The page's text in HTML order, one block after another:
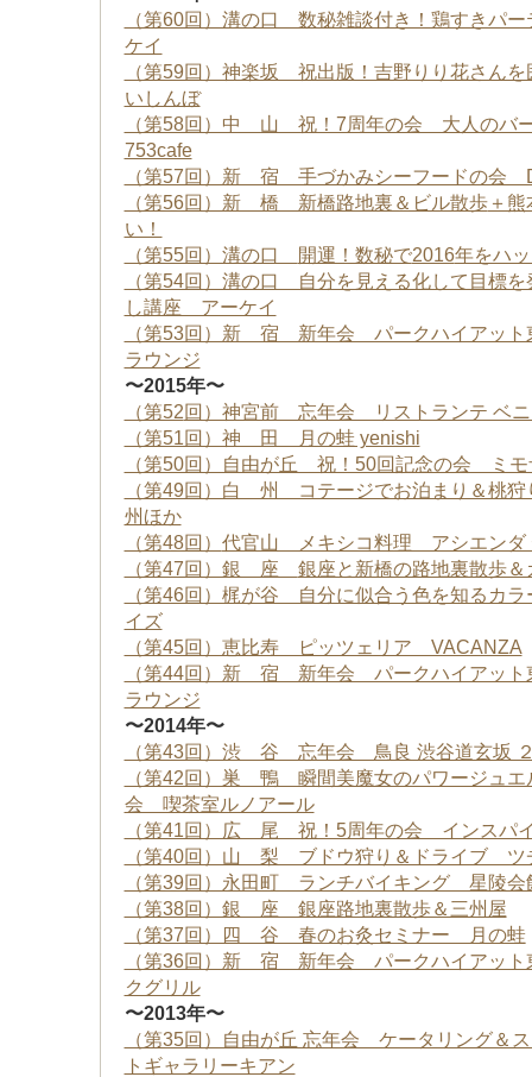
（第60回）溝の口 数秘雑談付き！鶏すきパ
ケイ
（第59回）神楽坂 祝出版！吉野りり花さん
いしんぼ
（第58回）中 山 祝！7周年の会 大人のバ
753cafe
（第57回）新 宿 手づかみシーフードの会
（第56回）新 橋 新橋路地裏＆ビル散歩＋熊
い！
（第55回）溝の口
開運！数秘で2016年をハ
（第54回）溝の口 自分を見える化して目標を
し講座 アーケイ
（第53回）新 宿 新年会 パークハイアッ
ラウンジ
〜2015年〜
（第52回）神宮前 忘年会 リストランテ ベニ
（第51回）神 田 月の蛙 yenishi
（第50回）自由が丘 祝！50回記念の会 ミモ
（第49回）白 州 コテージでお泊まり＆桃
州ほか
（第48回） 代官山 メキシコ料理 アシエンダ
（第47回）銀 座 銀座と新橋の路地裏散歩
（第46回）梶が谷 自分に似合う色を知るカ
イズ
（第45回）恵比寿 ピッツェリア VACANZA
（第44回）新 宿 新年会 パークハイアッ
ラウンジ
〜2014年〜
（第43回）渋 谷 忘年会 鳥良 渋谷道玄坂
（第42回）巣 鴨 瞬間美魔女のパワージュエ
会 喫茶室ルノアール
（第41回）広 尾 祝！5周年の会 インスパ
（第40回）山 梨 ブドウ狩り＆ドライブ ツ
（第39回）永田町 ランチバイキング 星陵会
（第38回）銀 座 銀座路地裏散歩＆三州屋
（第37回）四 谷 春のお灸セミナー 月の蛙
（第36回）新 宿 新年会 パークハイアッ
クグリル
〜2013年〜
（第35回）自由が丘 忘年会 ケータリング＆
トギャラリーキアン